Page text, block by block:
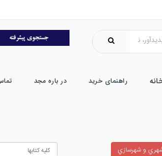
راهنمای خرید در باره مجد
و شهرسازي